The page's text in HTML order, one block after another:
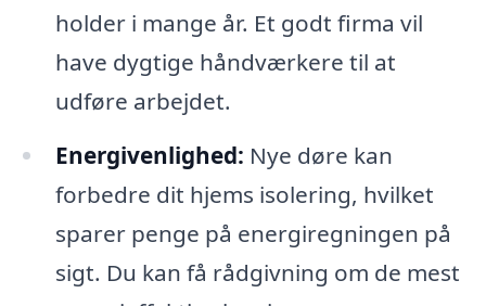
holder i mange år. Et godt firma vil
have dygtige håndværkere til at
udføre arbejdet.
Energivenlighed: Nye døre kan
forbedre dit hjems isolering, hvilket
sparer penge på energiregningen på
sigt. Du kan få rådgivning om de mest